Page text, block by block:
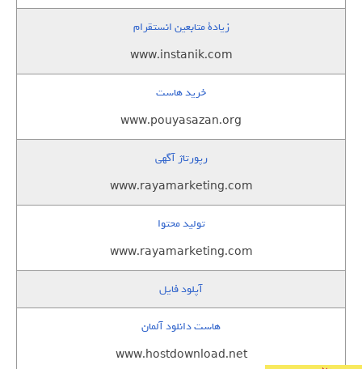
زيادة متابعين انستقرام
www.instanik.com
خرید هاست
www.pouyasazan.org
رپورتاژ آگهی
www.rayamarketing.com
تولید محتوا
www.rayamarketing.com
آپلود فایل
هاست دانلود آلمان
www.hostdownload.net